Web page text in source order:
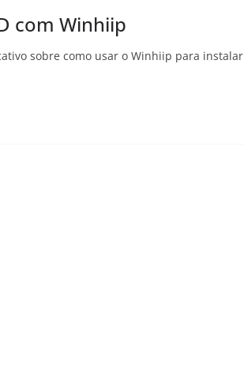
com Winhiip
sobre como usar o Winhiip para instalar